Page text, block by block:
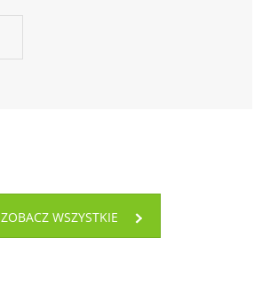
ZOBACZ WSZYSTKIE